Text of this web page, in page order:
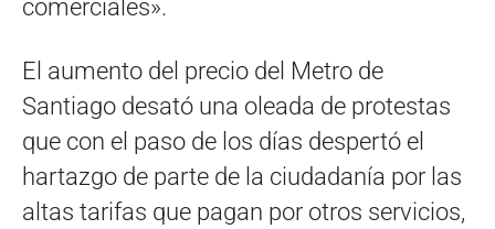
comerciales».
El aumento del precio del Metro de
Santiago desató una oleada de protestas
que con el paso de los días despertó el
hartazgo de parte de la ciudadanía por las
altas tarifas que pagan por otros servicios,